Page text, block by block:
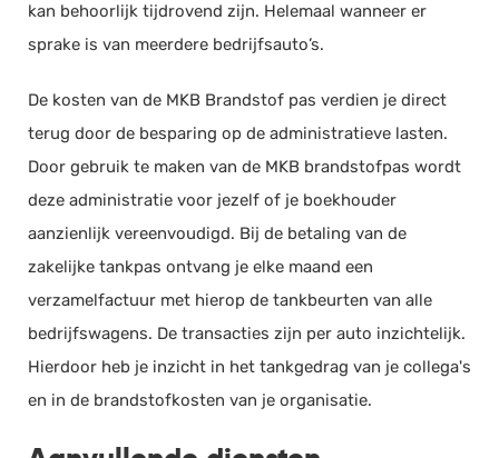
kan behoorlijk tijdrovend zijn. Helemaal wanneer er
sprake is van meerdere bedrijfsauto’s.
De kosten van de MKB Brandstof pas verdien je direct
terug door de besparing op de administratieve lasten.
Door gebruik te maken van de MKB brandstofpas wordt
deze administratie voor jezelf of je boekhouder
aanzienlijk vereenvoudigd. Bij de betaling van de
zakelijke tankpas ontvang je elke maand een
verzamelfactuur met hierop de tankbeurten van alle
bedrijfswagens. De transacties zijn per auto inzichtelijk.
Hierdoor heb je inzicht in het tankgedrag van je collega's
en in de brandstofkosten van je organisatie.